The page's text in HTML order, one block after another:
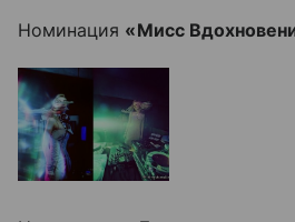
Номинация «Мисс